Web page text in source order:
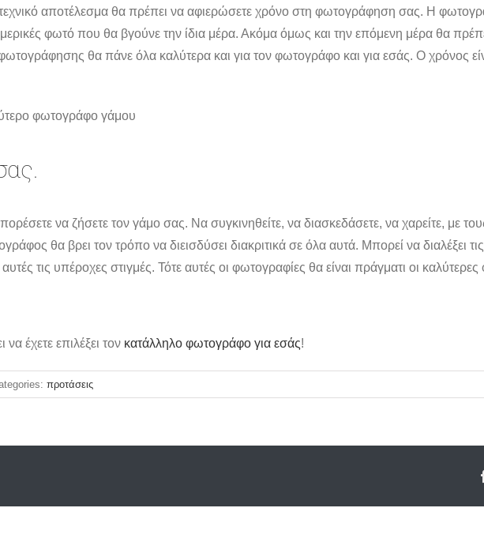
αποτέλεσμα θα πρέπει να αφιερώσετε χρόνο στη φωτογράφηση σας. Η
φωτό που θα βγούνε την ίδια μέρα. Ακόμα όμως και την επόμενη μέρα θα πρέπει
θα πάνε όλα καλύτερα και για τον φωτογράφο και για εσάς. Ο χρόνος
να ζήσετε τον γάμο σας. Να συγκινηθείτε, να διασκεδάσετε, να χαρείτε, με
θα βρει τον τρόπο να διεισδύσει διακριτικά σε όλα αυτά. Μπορεί να διαλέξει
τις υπέροχες στιγμές. Τότε αυτές οι φωτογραφίες θα είναι πράγματι οι
έχετε επιλέξει τον κατάλληλο φωτογράφο για εσάς!
προτάσεις